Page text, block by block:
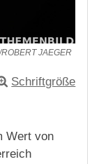
JAEGER
Schriftgröße
Wert von